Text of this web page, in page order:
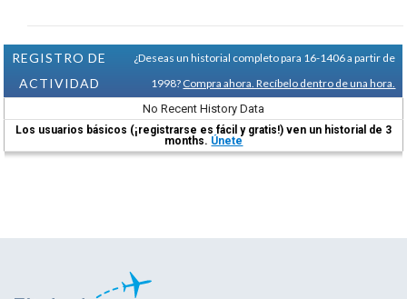
REGISTRO DE
ACTIVIDAD
¿Deseas un historial completo para 16-1406 a partir de
1998? Compra ahora. Recíbelo dentro de una hora.
No Recent History Data
Los usuarios básicos (¡registrarse es fácil y gratis!) ven un historial de 3
months. Únete